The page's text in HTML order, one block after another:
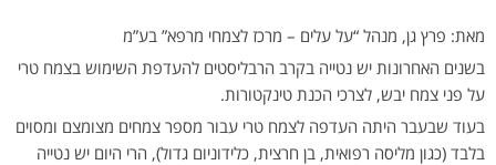
מאת: פרץ גן, מנהל “על עלים – מרכז לצמחי מרפא” בע”מ
בשנים האחרונות יש נטייה בקרב הרבליסטים להעדפת השימוש בצמח טרי
על פני צמח יבש, לצרכי הכנת טינקטורות.
בעוד שבעבר היתה העדפה לצמח טרי עבור מספר צמחים מצומצם ומסוים
בלבד (כגון מליסה רפואית, בן חרצית, כלידוניום גדול), הרי היום יש נטייה